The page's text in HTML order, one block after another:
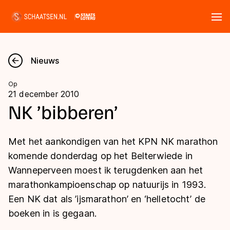
Nieuws
Kalender
Marathon
Langebaan
Inlineskaten
Uitslagen
Langebaan
Shorttrack
Tijden & historie
Nieuws
Op
21 december 2010
NK ’bibberen’
Met het aankondigen van het KPN NK marathon
komende donderdag op het Belterwiede in
Wanneperveen moest ik terugdenken aan het
marathonkampioenschap op natuurijs in 1993.
Een NK dat als ’ijsmarathon’ en ‘helletocht’ de
boeken in is gegaan.